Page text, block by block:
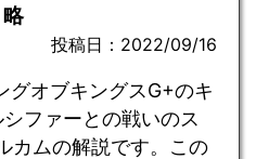
略
投稿日：2022/09/16
グオブキングスG+のキ
ファーとの戦いのス
カムの解説です。この